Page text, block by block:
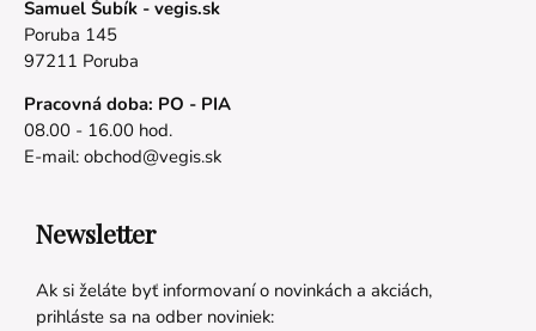
Samuel Šubík - vegis.sk
Poruba 145
97211 Poruba
Pracovná doba: PO - PIA
08.00 - 16.00 hod.
E-mail: obchod@vegis.sk
Newsletter
Ak si želáte byť informovaní o novinkách a akciách,
prihláste sa na odber noviniek: